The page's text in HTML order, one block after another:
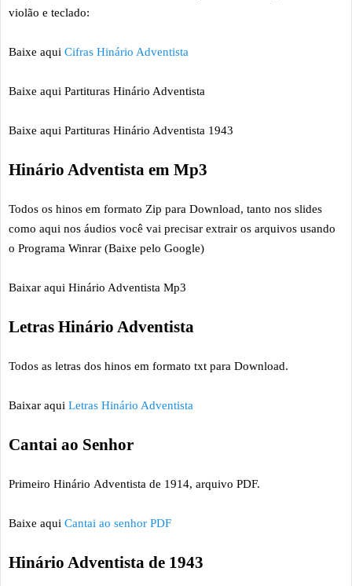
violão e teclado:
Baixe aqui Cifras Hinário Adventista
Baixe aqui Partituras Hinário Adventista
Baixe aqui Partituras Hinário Adventista 1943
Hinário Adventista em Mp3
Todos os hinos em formato Zip para Download, tanto nos slides
como aqui nos áudios você vai precisar extrair os arquivos usando
o Programa Winrar (Baixe pelo Google)
Baixar aqui Hinário Adventista Mp3
Letras Hinário Adventista
Todos as letras dos hinos em formato txt para Download.
Baixar aqui Letras Hinário Adventista
Cantai ao Senhor
Primeiro Hinário Adventista de 1914, arquivo PDF.
Baixe aqui Cantai ao senhor PDF
Hinário Adventista de 1943